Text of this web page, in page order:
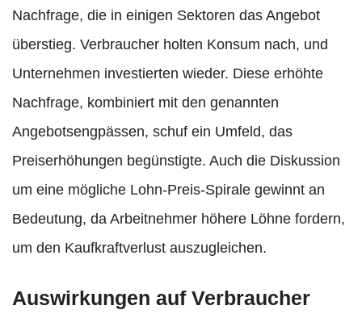
Nachfrage, die in einigen Sektoren das Angebot
überstieg. Verbraucher holten Konsum nach, und
Unternehmen investierten wieder. Diese erhöhte
Nachfrage, kombiniert mit den genannten
Angebotsengpässen, schuf ein Umfeld, das
Preiserhöhungen begünstigte. Auch die Diskussion
um eine mögliche Lohn-Preis-Spirale gewinnt an
Bedeutung, da Arbeitnehmer höhere Löhne fordern,
um den Kaufkraftverlust auszugleichen.
Auswirkungen auf Verbraucher